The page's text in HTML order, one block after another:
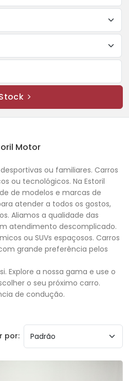
Motor
ou familiares. Carros
ou tecnológicos. Na Estoril
de modelos e marcas de
atender a todos os gostos,
Aliamos a qualidade das
atendimento descomplicado.
ou SUVs espaçosos. Carros
grande preferência pelos
Explore a nossa gama e use o
o seu próximo carro.
de condução.
por: